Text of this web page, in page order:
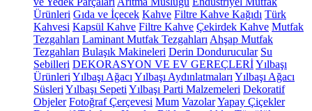
Ürünleri Gıda ve İçecek Kahve Filtre Kahve Kağıdı Türk
Kahvesi Kapsül Kahve Filtre Kahve Çekirdek Kahve Mutfak
Tezgahları Laminant Mutfak Tezgahları Ahşap Mutfak
Tezgahları Bulaşık Makineleri Derin Dondurucular Su
Sebilleri DEKORASYON VE EV GEREÇLERİYılbaşı
Ürünleri Yılbaşı Ağacı Yılbaşı Aydınlatmaları Yılbaşı Ağacı
Süsleri Yılbaşı Sepeti Yılbaşı Parti Malzemeleri Dekoratif
Objeler Fotoğraf Çerçevesi Mum VazolarYapay Çiçekler